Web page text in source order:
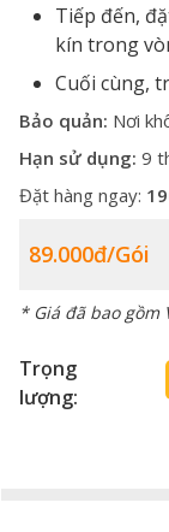
Tiếp đến,
kín trong
Cuối cùng,
Bảo quản: Nơi
Hạn sử dụng: 9
Đặt hàng ngay:
89.000đ/gói
* Giá đã bao gồm
Trọng
lượng: